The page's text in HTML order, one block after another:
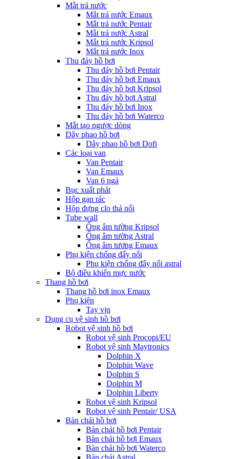
Mắt trả nước
Mắt trả nước Emaux
Mắt trả nước Pentair
Mắt trả nước Astral
Mắt trả nước Kripsol
Mắt trả nước Inox
Thu đáy hồ bơi
Thu đáy hồ bơi Pentair
Thu đáy hồ bơi Emaux
Thu đáy hồ bơi Kripsol
Thu đáy hồ bơi Astral
Thu đáy hồ bơi Inox
Thu đáy hồ bơi Waterco
Mắt tạo ngược dòng
Dây phao hồ bơi
Dây phao hồ bơi Dofi
Các loại van
Van Pentair
Van Emaux
Van 6 ngả
Bục xuất phát
Hộp gạn rác
Hộp đựng clo thả nổi
Tube wall
Ống âm tường Kripsol
Ống âm tường Astral
Ống âm tương Emaux
Phụ kiện chống đẩy nổi
Phụ kiện chống đẩy nổi astral
Bộ điều khiển mực nước
Thang hồ bơi
Thang hồ bơi inox Emaux
Phụ kiện
Tay vịn
Dụng cụ vệ sinh hồ bơi
Robot vệ sinh hồ bơi
Robot vệ sinh Procopi/EU
Robot vệ sinh Maytronics
Dolphin X
Dolphin Wave
Dolphin S
Dolphin M
Dolphin Liberty
Robot vệ sinh Kripsol
Robot vệ sinh Pentair/ USA
Bàn chải hồ bơi
Bàn chải hồ bơi Pentair
Bàn chải hồ bơi Emaux
Bàn chải hồ bơi Waterco
Bàn chải Astral